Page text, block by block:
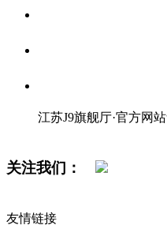
江苏J9旗舰厅·官方网
关注我们：
友情链接